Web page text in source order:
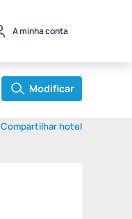
A minha conta
Modificar
Compartilhar hotel